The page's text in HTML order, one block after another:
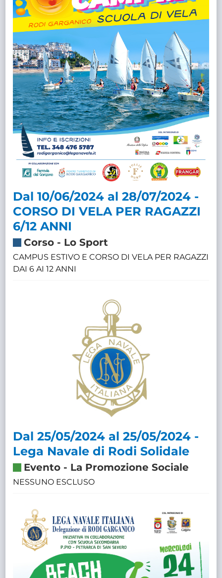
Dal 10/06/2024 al 28/07/2024 -
CORSO DI VELA PER RAGAZZI
6/12 ANNI
Corso - Lo Sport
CAMPUS ESTIVO E CORSO DI VELA PER RAGAZZI
DAI 6 AI 12 ANNI
Dal 25/05/2024 al 25/05/2024 -
Lega Navale di Rodi Solidale
Evento - La Promozione Sociale
NESSUNO ESCLUSO